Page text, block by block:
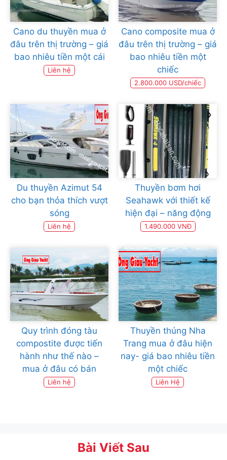
Cano du thuyền mua ở
đâu trên thị trường – giá
bao nhiêu tiền một cái
Liên hệ
Cano composite mua ở
đâu trên thị trường – giá
bao nhiêu tiền một
chiếc
2.800.000 USD/chiếc
Du thuyền Azimut 54
cho bạn thỏa thích vượt
sóng
Liên hệ
Thuyền bơm hơi
Seahawk với thiết kế
hiện đại – năng động
1.490.000 VNĐ
Quy trình đóng tàu
compostite được tiến
hành như thế nào –
mua ở đâu có bán
Liên hệ
Thuyền thúng Nha
Trang mua ở đâu hiện
nay- giá bao nhiêu tiền
một chiếc
Liên Hệ
Bài Viết Sau